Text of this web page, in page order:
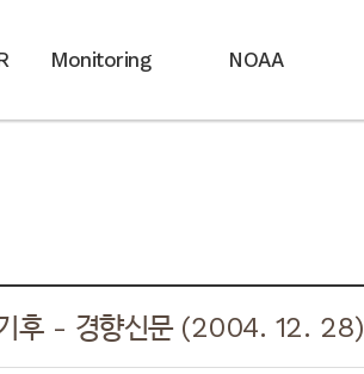
Monitoring NOAA
후 - 경향신문 (2004. 12. 28)